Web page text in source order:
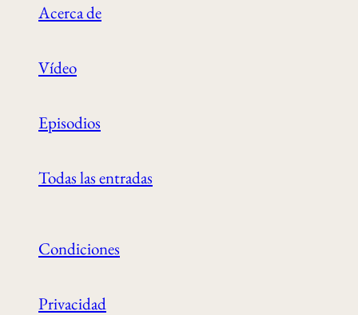
Acerca de
Vídeo
Episodios
Todas las entradas
Condiciones
Privacidad